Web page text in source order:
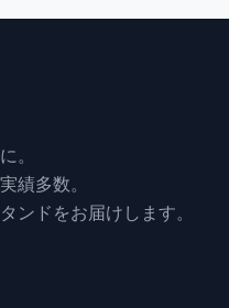
。
績多数。
ンドをお届けします。